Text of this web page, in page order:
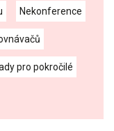
Nekonference
pro pokročilé